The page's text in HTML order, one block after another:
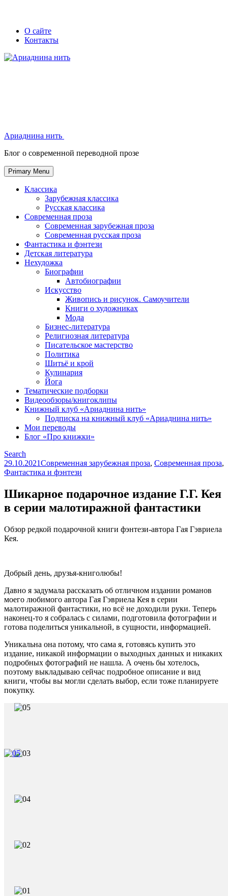
Skip
Secondary
left
navigation
Secondary
right
navigation
О сайте
Контакты
Ариаднина нить
Блог о современной переводной прозе
Primary Menu
Классика
Зарубежная классика
Русская классика
Современная проза
Современная зарубежная проза
Современная русская проза
Фантастика и фэнтези
Детская литература
Нехудожка
Биографии
Автобиографии
Искусство
Живопись и рисунок. Самоучители
Книги о художниках
Мода
Бизнес-литература
Религиозная литература
Писательское мастерство
Политика
Шитьё и крой
Кулинария
Йога
Тематические подборки
Видеообзоры/книгоклипы
Книжный клуб «Ариаднина нить»
Подписка на книжный клуб «Ариаднина нить»
Мои переводы
Блог «Про книжки»
Search
29.10.2021Современная зарубежная проза, Современная проза,
Фантастика и фэнтези
Шикарное подарочное издание Г.Г. Кея
в серии малотиражной фантастики
Обзор редкой подарочной книги фэнтези-автора Гая Гэвриела
Кея.
Добрый день, друзья-книголюбы!
Давно я задумала рассказать об отличном издании романов
моего любимого автора Гая Гэвриела Кея в серии
малотиражной фантастики, но всё не доходили руки. Теперь
наконец-то я собралась с силами, подготовила фотографии и
готова поделиться уникальной, в сущности, информацией.
Уникальна она потому, что сама я, готовясь купить это
издание, никакой информации о выходных данных и никаких
подробных фотографий не нашла. А очень бы хотелось,
поэтому выкладываю сейчас подробное описание и вид
книги, чтобы вы могли сделать выбор, если тоже планируете
покупку.